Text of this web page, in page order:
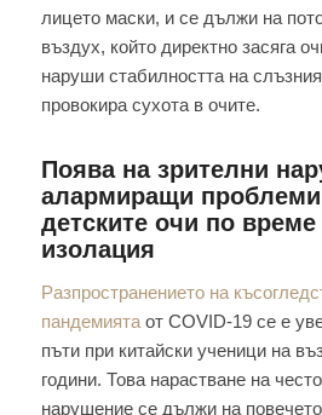
лицето маски, и се дължи на
въздух, който директно засяга
наруши стабилността на
провокира сухота в очите.
Поява на зрителни
алармиращи
детските очи по
изолация
Разпространението на
пандемиятаот COVID-19 се е
пъти при китайски ученици на
години. Това нарастване на
нарушение се дължи на